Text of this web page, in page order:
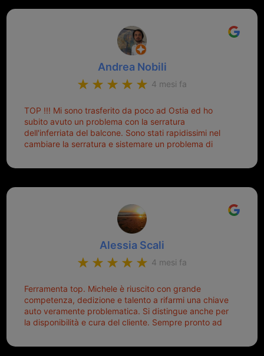
il coperchietto, la chiave era fissata con un filo di
che non ti staccasse la chiave dal blocchetto e
talvolta non faceva bene il contatto nel quadro e
bisognava armeggiare un po', praticamente entrare e
mettere in moto era un terno al Lotto; ormai pensavo
di dover prendere un mutuo per ricomprarle alla
Nissan... e invece ho scoperto che la Ferramenta
tutti i tipi. Adesso che ho la mia fiammante chiave
nuova (solo la chiave, perché la macchina è rimasta
quella di prima), ogni volta che salgo in macchina, il
mio pensiero va subito a Michele perché non dover
mette di buon umore, e ti fa cominciare bene la
lo consiglio a chiunque debba duplicare una chiave
Andrea Nobili
4 mesi fa
TOP !!! Mi sono trasferito da poco ad Ostia ed ho
subito avuto un problema con la serratura
dell'inferriata del balcone. Sono stati rapidissimi nel
cambiare la serratura e sistemare un problema di
onesto evitando spese ben più esose. Competenti,
un punto di riferimento per situazioni di questo tipo
Alessia Scali
4 mesi fa
Ferramenta top. Michele è riuscito con grande
competenza, dedizione e talento a rifarmi una chiave
auto veramente problematica. Si distingue anche per
la disponibilità e cura del cliente. Sempre pronto ad